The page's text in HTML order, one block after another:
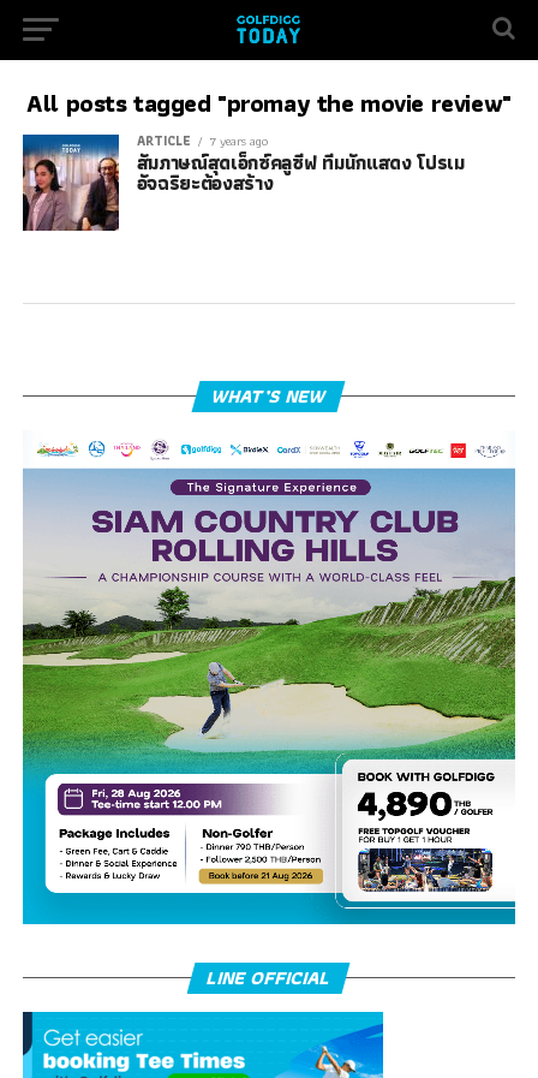
All posts tagged "promay the movie review"
ARTICLE 7 years ago
สัมภาษณ์สุดเอ็กซ์คลูซีฟ ทีมนักแสดง โปรเม
อัจฉริยะต้องสร้าง
WHAT’S NEW
LINE OFFICIAL